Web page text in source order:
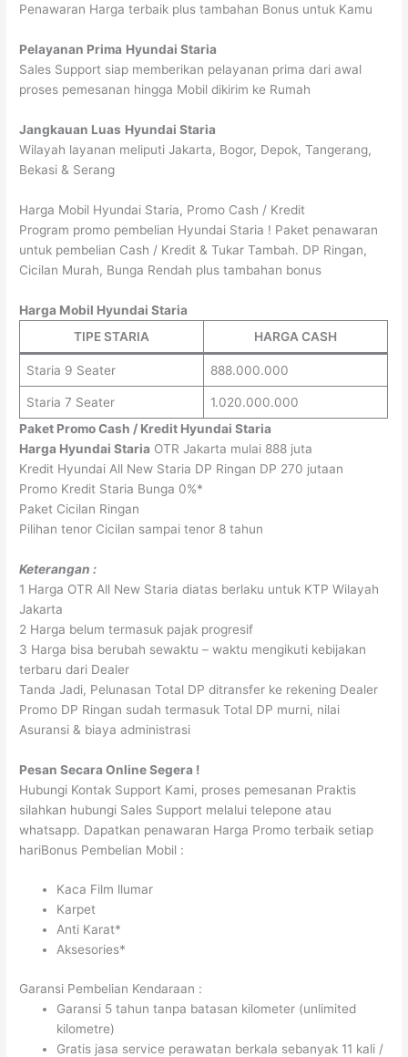
Penawaran Harga terbaik plus tambahan Bonus untuk Kamu
Pelayanan Prima Hyundai Staria
Sales Support siap memberikan pelayanan prima dari awal
proses pemesanan hingga Mobil dikirim ke Rumah
Jangkauan Luas Hyundai Staria
Wilayah layanan meliputi Jakarta, Bogor, Depok, Tangerang,
Bekasi & Serang
Harga Mobil Hyundai Staria, Promo Cash / Kredit
Program promo pembelian Hyundai Staria ! Paket penawaran
untuk pembelian Cash / Kredit & Tukar Tambah. DP Ringan,
Cicilan Murah, Bunga Rendah plus tambahan bonus
Harga Mobil Hyundai Staria
TIPE STARIA
HARGA CASH
Staria 9 Seater 888.000.000
Staria 7 Seater
1.020.000.000
Paket Promo Cash / Kredit Hyundai Staria
Harga Hyundai Staria OTR Jakarta mulai 888 juta
Kredit Hyundai All New Staria DP Ringan DP 270 jutaan
Promo Kredit Staria Bunga 0%*
Paket Cicilan Ringan
Pilihan tenor Cicilan sampai tenor 8 tahun
Keterangan :
1 Harga OTR All New Staria diatas berlaku untuk KTP Wilayah
Jakarta
2 Harga belum termasuk pajak progresif
3 Harga bisa berubah sewaktu – waktu mengikuti kebijakan
terbaru dari Dealer
Tanda Jadi, Pelunasan Total DP ditransfer ke rekening Dealer
Promo DP Ringan sudah termasuk Total DP murni, nilai
Asuransi & biaya administrasi
Pesan Secara Online Segera !
Hubungi Kontak Support Kami, proses pemesanan Praktis
silahkan hubungi Sales Support melalui telepone atau
whatsapp. Dapatkan penawaran Harga Promo terbaik setiap
hariBonus Pembelian Mobil :
Kaca Film llumar
Karpet
Anti Karat*
Aksesories*
Garansi Pembelian Kendaraan :
Garansi 5 tahun tanpa batasan kilometer (unlimited
kilometre)
Gratis jasa service perawatan berkala sebanyak 11 kali /